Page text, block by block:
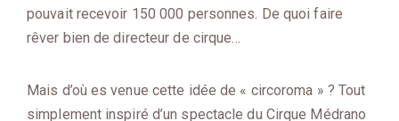
pouvait recevoir 150 000 personnes. De quoi faire
rêver bien de directeur de cirque…
Mais d’où es venue cette idée de « circoroma » ? Tout
simplement inspiré d’un spectacle du Cirque Médrano